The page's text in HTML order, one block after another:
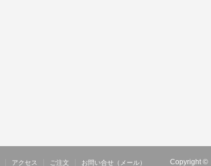
アクセス ご注文 お問い合せ（メール） Copyright ©